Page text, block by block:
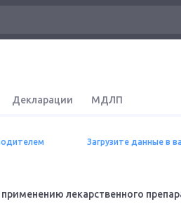
Декларации МДЛП
Загрузите данные в
лекарственного